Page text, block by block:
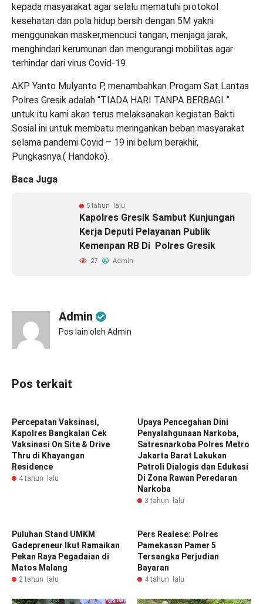
kepada masyarakat agar selalu mematuhi protokol
kesehatan dan pola hidup bersih dengan 5M yakni
menggunakan masker,mencuci tangan, menjaga jarak,
menghindari kerumunan dan mengurangi mobilitas agar
terhindar dari virus Covid-19.
AKP Yanto Mulyanto P, menambahkan Progam Sat Lantas
Polres Gresik adalah “TIADA HARI TANPA BERBAGI ”
untuk itu kami akan terus melaksanakan kegiatan Bakti
Sosial ini untuk membatu meringankan beban masyarakat
selama pandemi Covid – 19 ini belum berakhir,
Pungkasnya.( Handoko).
Baca Juga
5 tahun lalu
Kapolres Gresik Sambut Kunjungan
Kerja Deputi Pelayanan Publik
Kemenpan RB Di Polres Gresik
27 Admin
Admin
Pos lain oleh Admin
Pos terkait
Percepatan Vaksinasi,
Kapolres Bangkalan Cek
Vaksinasi On Site & Drive
Thru di Khayangan
Residence
4 tahun lalu
Upaya Pencegahan Dini
Penyalahgunaan Narkoba,
Satresnarkoba Polres Metro
Jakarta Barat Lakukan
Patroli Dialogis dan Edukasi
Di Zona Rawan Peredaran
Narkoba
3 tahun lalu
Puluhan Stand UMKM
Gadepreneur Ikut Ramaikan
Pekan Raya Pegadaian di
Matos Malang
2 tahun lalu
Pers Realese: Polres
Pamekasan Pamer 5
Tersangka Perjudian
Bayaran
4 tahun lalu